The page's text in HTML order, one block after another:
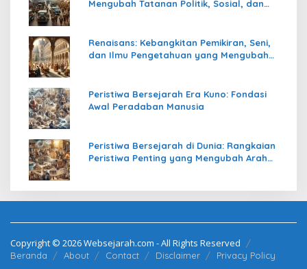
Mengubah Tatanan Politik, Sosial, dan
Renaisans: Kebangkitan Pemikiran, Seni,
dan Ilmu Pengetahuan yang Mengubah
Peristiwa Bersejarah Era Kuno: Fondasi
Awal Peradaban Manusia
Peristiwa Bersejarah di Dunia: Rangkaian
Peristiwa Penting yang Mengubah Arah
Copyright © 2026 Websejarah.com - All Rights Reserved
Beranda About Contact Disclaimer Privacy Policy